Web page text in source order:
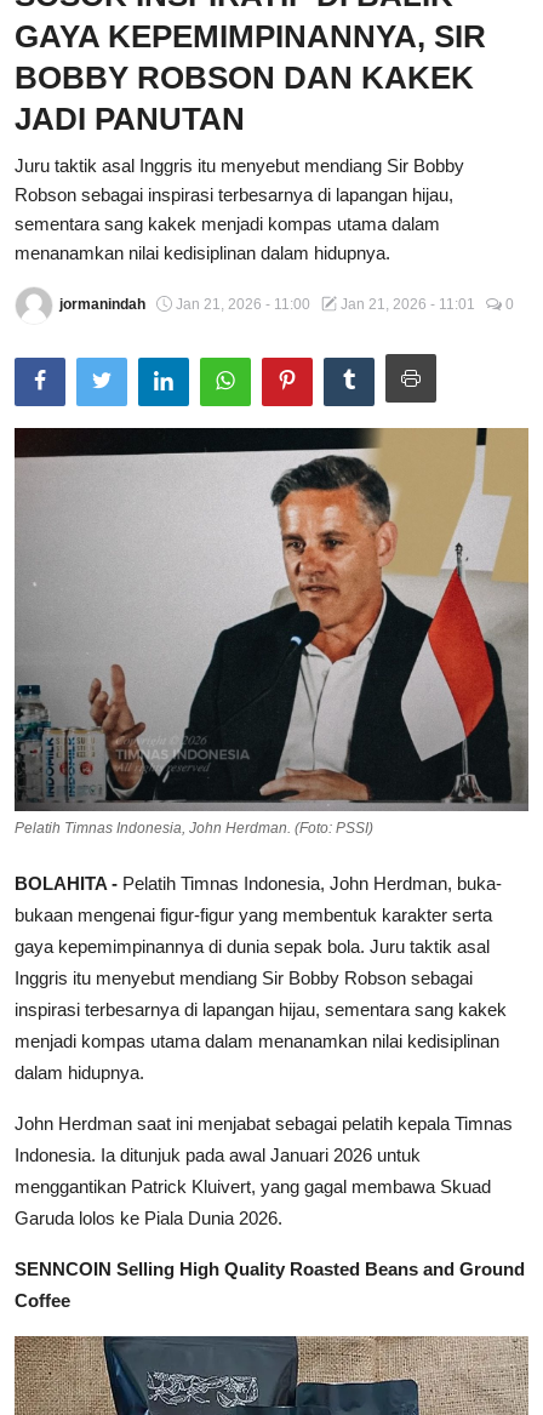
Total Sports
Contact
GAYA KEPEMIMPINANNYA, SIR
BOBBY ROBSON DAN KAKEK
JADI PANUTAN
Juru taktik asal Inggris itu menyebut mendiang Sir Bobby
Robson sebagai inspirasi terbesarnya di lapangan hijau,
sementara sang kakek menjadi kompas utama dalam
menanamkan nilai kedisiplinan dalam hidupnya.
jormanindah Jan 21, 2026 - 11:00 Jan 21, 2026 - 11:01 0
Pelatih Timnas Indonesia, John Herdman. (Foto: PSSI)
BOLAHITA - Pelatih Timnas Indonesia, John Herdman, buka-
bukaan mengenai figur-figur yang membentuk karakter serta
gaya kepemimpinannya di dunia sepak bola. Juru taktik asal
Inggris itu menyebut mendiang Sir Bobby Robson sebagai
inspirasi terbesarnya di lapangan hijau, sementara sang kakek
menjadi kompas utama dalam menanamkan nilai kedisiplinan
dalam hidupnya.
John Herdman saat ini menjabat sebagai pelatih kepala Timnas
Indonesia. Ia ditunjuk pada awal Januari 2026 untuk
menggantikan Patrick Kluivert, yang gagal membawa Skuad
Garuda lolos ke Piala Dunia 2026.
SENNCOIN Selling High Quality Roasted Beans and Ground
Coffee